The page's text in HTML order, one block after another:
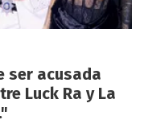
ser acusada
Luck Ra y La